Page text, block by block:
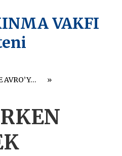
VAKFI
ÇEK CUMHURİYETİ EN ERKEN 2013’TE AVRO’YA GEÇECEK